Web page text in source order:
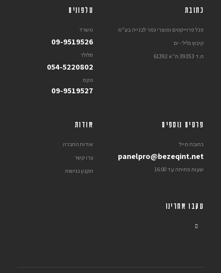
כתובת
פנל פרוייקטים ומוצרי גמר לבנייה בע"מ
קיבוץ גליל - ים
ת.ד 39353 ת''א 61392
טלפונים
משרד
09-9519526
סלולר
054-5220802
פקס
09-9519527
פרטים נוספים
כתובת מייל
panelpro@bezeqint.net
שעות פתיחה עד 16:00
אודות
אודות החברה
צרו קשר
תקנון נגישות
עקבו אחרינו